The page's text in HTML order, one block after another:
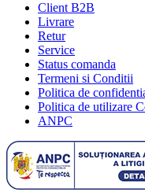
Client B2B
Livrare
Retur
Service
Status comanda
Termeni si Conditii
Politica de
Politica de utilizare
ANPC